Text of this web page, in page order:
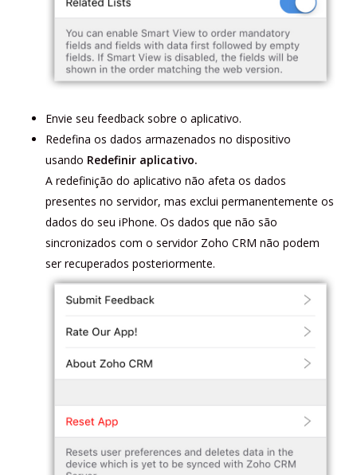
Envie seu feedback sobre o aplicativo.
Redefina os dados armazenados no dispositivo
usando Redefinir aplicativo.
A redefinição do aplicativo não afeta os dados
presentes no servidor, mas exclui permanentemente os
dados do seu iPhone. Os dados que não são
sincronizados com o servidor Zoho CRM não podem
ser recuperados posteriormente.